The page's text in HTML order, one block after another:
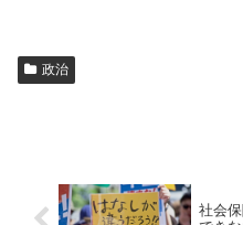
政治
社会